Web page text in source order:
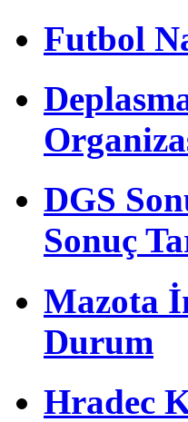
Futbol
DGS
Sonuç
Mazota
Durum
Hradec